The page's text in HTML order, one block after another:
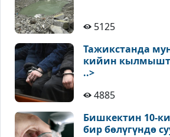
5125
Тажикстанда
кийин
..>
4885
Бишкектин 10-
бир бөлүгүндө